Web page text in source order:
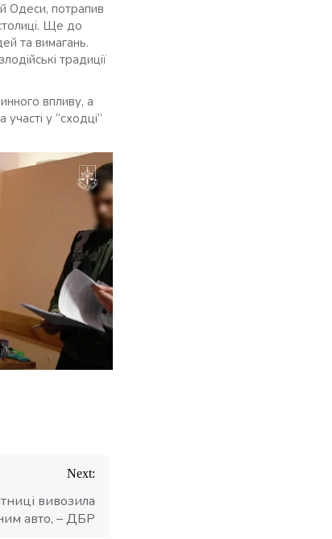
й Одеси, потрапив
Ще до
та вимагань.
традиції
впливу, а
у “сходці”
Next:
вивозила
авто, – ДБР